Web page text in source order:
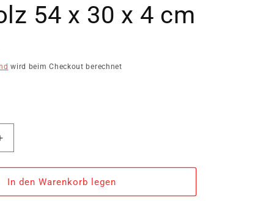
54 x 30 x 4 cm
wird beim Checkout berechnet
Erhöhe
fürIn den Warenkorb legen